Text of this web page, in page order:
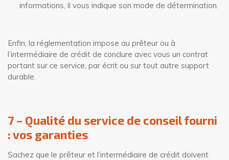
informations, il vous indique son mode de détermination.
Enfin, la réglementation impose au prêteur ou à
l’intermédiaire de crédit de conclure avec vous un contrat
portant sur ce service, par écrit ou sur tout autre support
durable.
7 – Qualité du service de conseil fourni
: vos garanties
Sachez que le prêteur et l’intermédiaire de crédit doivent